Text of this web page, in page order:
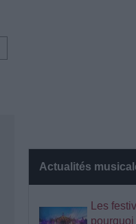
Actualités
Les